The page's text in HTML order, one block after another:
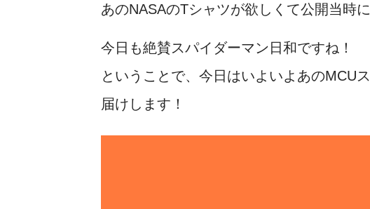
あのNASAのTシャツが欲しくて公開当時
今日も絶賛スパイダーマン日和ですね！
ということで、今日はいよいよあのMCU
届けします！